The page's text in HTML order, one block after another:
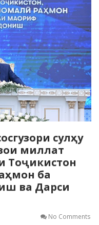
сулҳу
миллат
Тоҷикистон
ба
ва Дарси
No Comments